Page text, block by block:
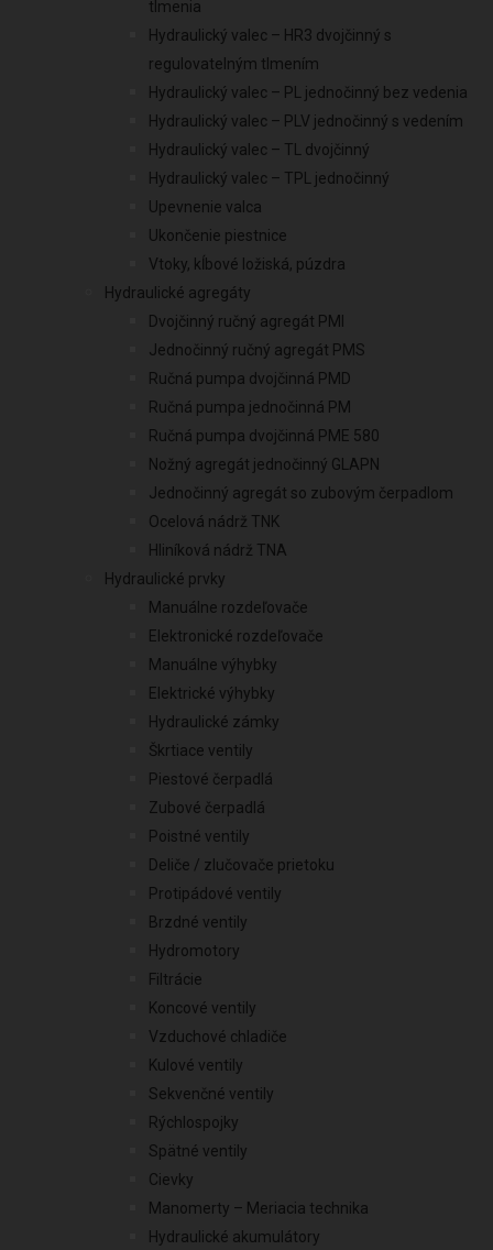
tlmenia
Hydraulický valec – HR3 dvojčinný s
regulovatelným tlmením
Hydraulický valec – PL jednočinný bez vedenia
Hydraulický valec – PLV jednočinný s vedením
Hydraulický valec – TL dvojčinný
Hydraulický valec – TPL jednočinný
Upevnenie valca
Ukončenie piestnice
Vtoky, kĺbové ložiská, púzdra
Hydraulické agregáty
Dvojčinný ručný agregát PMI
Jednočinný ručný agregát PMS
Ručná pumpa dvojčinná PMD
Ručná pumpa jednočinná PM
Ručná pumpa dvojčinná PME 580
Nožný agregát jednočinný GLAPN
Jednočinný agregát so zubovým čerpadlom
Ocelová nádrž TNK
Hliníková nádrž TNA
Hydraulické prvky
Manuálne rozdeľovače
Elektronické rozdeľovače
Manuálne výhybky
Elektrické výhybky
Hydraulické zámky
Škrtiace ventily
Piestové čerpadlá
Zubové čerpadlá
Poistné ventily
Deliče / zlučovače prietoku
Protipádové ventily
Brzdné ventily
Hydromotory
Filtrácie
Koncové ventily
Vzduchové chladiče
Kulové ventily
Sekvenčné ventily
Rýchlospojky
Spätné ventily
Cievky
Manomerty – Meriacia technika
Hydraulické akumulátory